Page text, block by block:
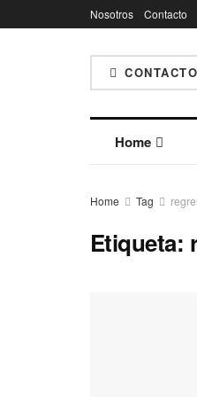
Nosotros Contacto
Home
Home Tag
Etiqueta: